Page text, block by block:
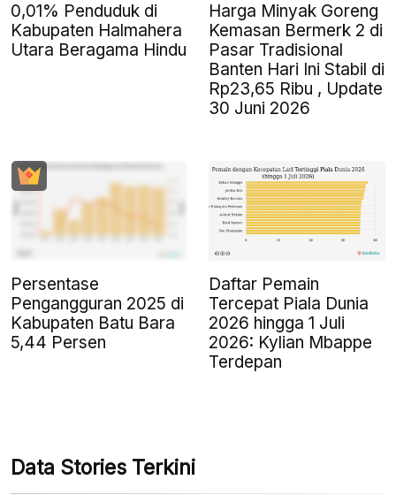
0,01% Penduduk di
Kabupaten Halmahera
Utara Beragama Hindu
Harga Minyak Goreng
Kemasan Bermerk 2 di
Pasar Tradisional
Banten Hari Ini Stabil di
Rp23,65 Ribu , Update
30 Juni 2026
Persentase
Pengangguran 2025 di
Kabupaten Batu Bara
5,44 Persen
Daftar Pemain
Tercepat Piala Dunia
2026 hingga 1 Juli
2026: Kylian Mbappe
Terdepan
Data Stories Terkini